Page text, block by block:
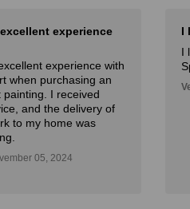
experience
experience with
when purchasing an
painting. I received
and the delivery of
to my home was
05, 2024
I
I